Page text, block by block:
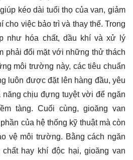
kéo dài tuổi thọ của van, giảm
cho việc bảo trì và thay thế. Trong
như hóa chất, dầu khí và xử lý
phải đối mặt với những thử thách
môi trường này, các tiêu chuẩn
luôn được đặt lên hàng đầu, yêu
chịu đựng tuyệt vời để ngăn
tàng. Cuối cùng, gioăng van
của hệ thống kỹ thuật mà còn
vệ môi trường. Bằng cách ngăn
hay khí độc hại, gioăng van